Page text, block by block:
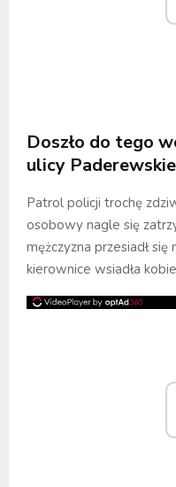
Doszło do tego
ulicy
Patrol policji trochę
osobowy nagle się
mężczyzna przesiadł się
kierownice wsiadła